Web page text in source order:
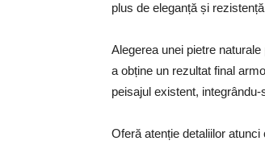
plus de eleganță și
Alegerea unei pietre
a obține un rezultat final
peisajul existent,
Oferă atenție detaliilor